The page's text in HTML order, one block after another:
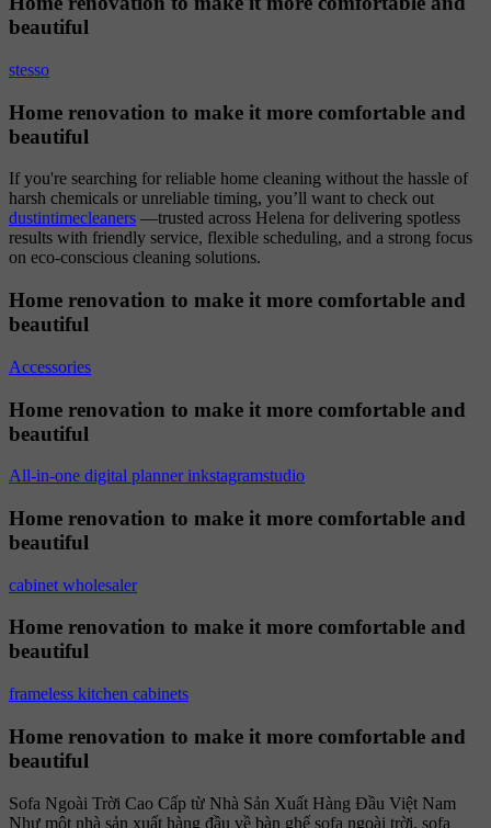
beautiful
stesso
Home renovation to make it more comfortable and
beautiful
If you're searching for reliable home cleaning without the hassle of
harsh chemicals or unreliable timing, you’ll want to check out
dustintimecleaners —trusted across Helena for delivering spotless
results with friendly service, flexible scheduling, and a strong focus
on eco-conscious cleaning solutions.
Home renovation to make it more comfortable and
beautiful
Accessories
Home renovation to make it more comfortable and
beautiful
All-in-one digital planner inkstagramstudio
Home renovation to make it more comfortable and
beautiful
cabinet wholesaler
Home renovation to make it more comfortable and
beautiful
frameless kitchen cabinets
Home renovation to make it more comfortable and
beautiful
Sofa Ngoài Trời Cao Cấp từ Nhà Sản Xuất Hàng Đầu Việt Nam
Như một nhà sản xuất hàng đầu về bàn ghế sofa ngoài trời, sofa